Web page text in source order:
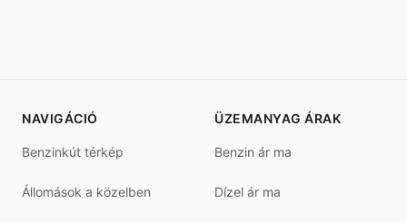
NAVIGÁCIÓ
Benzinkút térkép
Állomások a közelben
ÜZEMANYAG ÁRAK
Benzin ár ma
Dízel ár ma